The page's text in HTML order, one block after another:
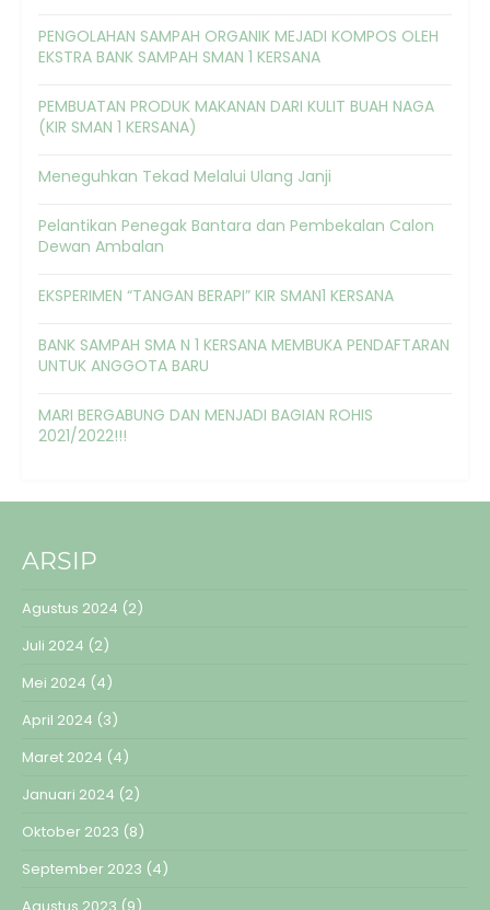
PENGOLAHAN SAMPAH ORGANIK MEJADI KOMPOS OLEH
EKSTRA BANK SAMPAH SMAN 1 KERSANA
PEMBUATAN PRODUK MAKANAN DARI KULIT BUAH NAGA
(KIR SMAN 1 KERSANA)
Meneguhkan Tekad Melalui Ulang Janji
Pelantikan Penegak Bantara dan Pembekalan Calon
Dewan Ambalan
EKSPERIMEN “TANGAN BERAPI” KIR SMAN1 KERSANA
BANK SAMPAH SMA N 1 KERSANA MEMBUKA PENDAFTARAN
UNTUK ANGGOTA BARU
MARI BERGABUNG DAN MENJADI BAGIAN ROHIS
2021/2022!!!
ARSIP
Agustus 2024 (2)
Juli 2024 (2)
Mei 2024 (4)
April 2024 (3)
Maret 2024 (4)
Januari 2024 (2)
Oktober 2023 (8)
September 2023 (4)